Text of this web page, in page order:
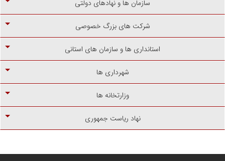
سازمان ها و نهادهای دولتی
شرکت های بزرگ خصوصی
استانداری ها و سازمان های استانی
شهرداری ها
وزارتخانه ها
نهاد ریاست جمهوری